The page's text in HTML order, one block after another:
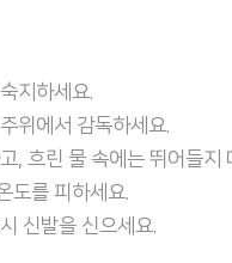
지하세요.
위에서 감독하세요.
, 흐린 물 속에는 뛰어들지
도를 피하세요.
신발을 신으세요.